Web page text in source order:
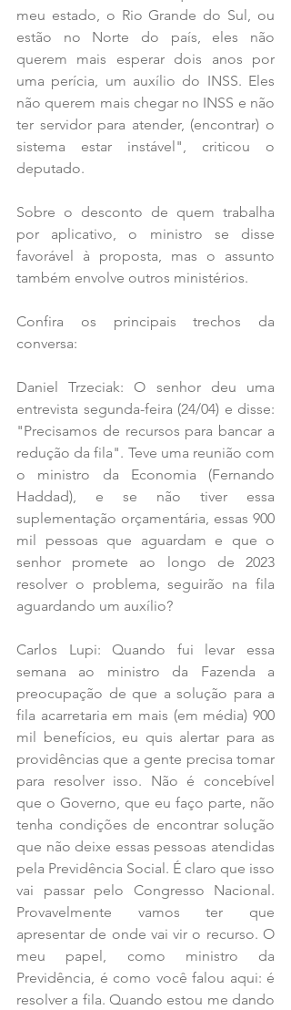
meu estado, o Rio Grande do Sul, ou
estão no Norte do país, eles não
querem mais esperar dois anos por
uma perícia, um auxílio do INSS. Eles
não querem mais chegar no INSS e não
ter servidor para atender, (encontrar) o
sistema estar instável", criticou o
deputado.
Sobre o desconto de quem trabalha
por aplicativo, o ministro se disse
favorável à proposta, mas o assunto
também envolve outros ministérios.
Confira os principais trechos da
conversa:
Daniel Trzeciak: O senhor deu uma
entrevista segunda-feira (24/04) e disse:
"Precisamos de recursos para bancar a
redução da fila". Teve uma reunião com
o ministro da Economia (Fernando
Haddad), e se não tiver essa
suplementação orçamentária, essas 900
mil pessoas que aguardam e que o
senhor promete ao longo de 2023
resolver o problema, seguirão na fila
aguardando um auxílio?
Carlos Lupi: Quando fui levar essa
semana ao ministro da Fazenda a
preocupação de que a solução para a
fila acarretaria em mais (em média) 900
mil benefícios, eu quis alertar para as
providências que a gente precisa tomar
para resolver isso. Não é concebível
que o Governo, que eu faço parte, não
tenha condições de encontrar solução
que não deixe essas pessoas atendidas
pela Previdência Social. É claro que isso
vai passar pelo Congresso Nacional.
Provavelmente vamos ter que
apresentar de onde vai vir o recurso. O
meu papel, como ministro da
Previdência, é como você falou aqui: é
resolver a fila. Quando estou me dando